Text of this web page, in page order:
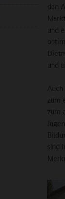
den
und
und
zum
zum